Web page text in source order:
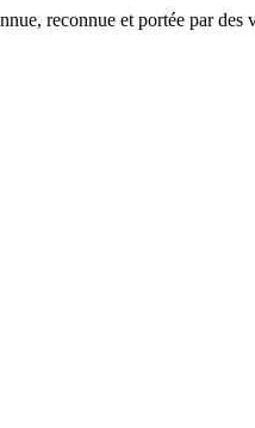
reconnue et portée par